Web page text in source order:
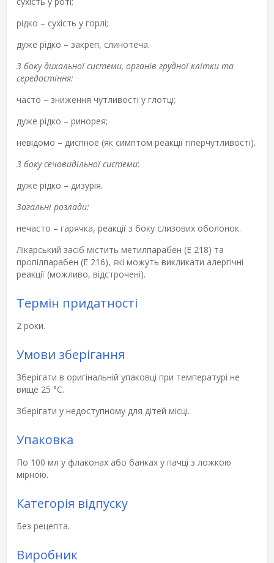
рідко – сухість у горлі;
дуже рідко – закреп, слинотеча.
З боку дихальної системи, органів грудної клітки та
середостіння:
часто – зниження чутливості у глотці;
дуже рідко – ринорея;
невідомо – диспное (як симптом реакції гіперчутливості).
З боку сечовидільної системи:
дуже рідко – дизурія.
Загальні розлади:
нечасто – гарячка, реакції з боку слизових оболонок.
Лікарський засіб містить метилпарабен (Е 218) та
пропілпарабен (Е 216), які можуть викликати алергічні
реакції (можливо, відстрочені).
Термін придатності
2 роки.
Умови зберігання
Зберігати в оригінальній упаковці при температурі не
вище 25 °С.
Зберігати у недоступному для дітей місці.
Упаковка
По 100 мл у флаконах або банках у пачці з ложкою
мірною.
Категорія відпуску
Без рецепта.
Виробник